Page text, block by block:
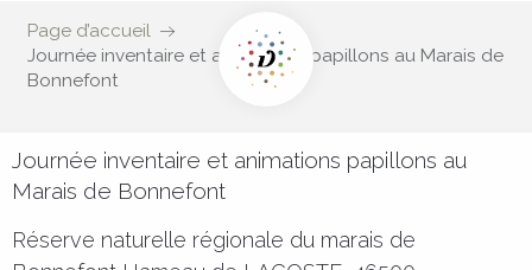
Page d’accueil
Journée inventaire et animations papillons au Marais de
Bonnefont
Journée inventaire et animations papillons au
Marais de Bonnefont
Réserve naturelle régionale du marais de